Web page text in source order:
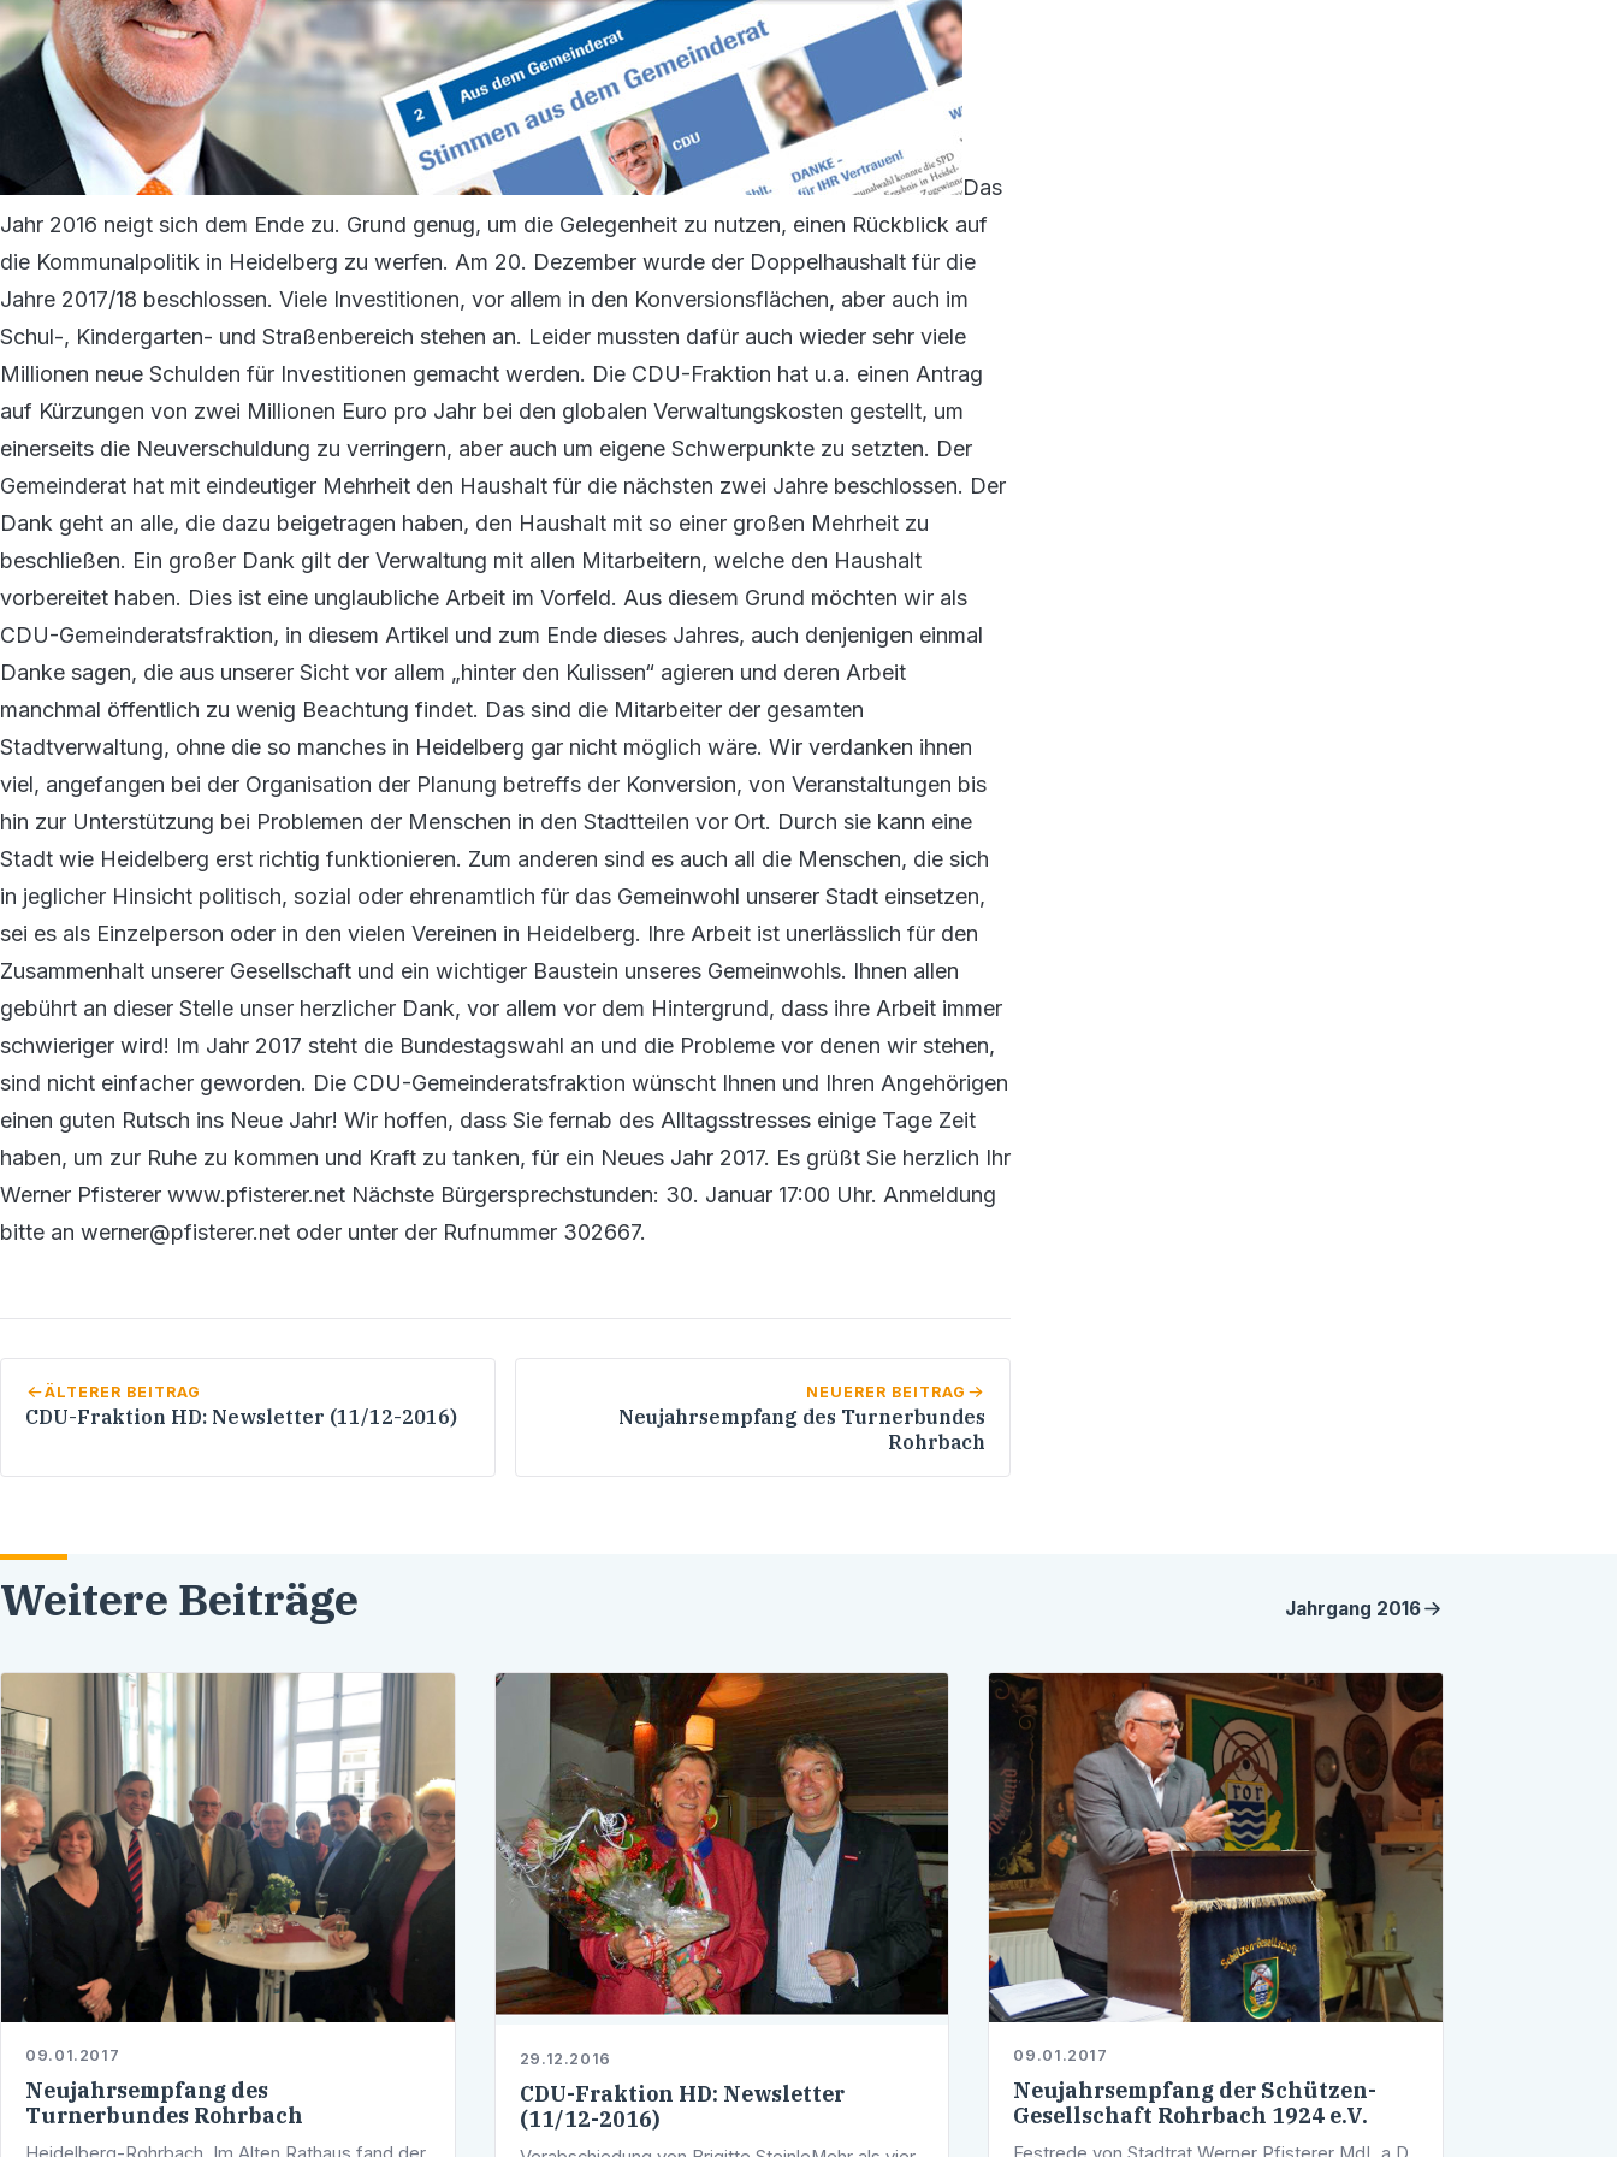
Das
Jahr 2016 neigt sich dem Ende zu. Grund genug, um die Gelegenheit zu nutzen, einen Rückblick auf
die Kommunalpolitik in Heidelberg zu werfen. Am 20. Dezember wurde der Doppelhaushalt für die
Jahre 2017/18 beschlossen. Viele Investitionen, vor allem in den Konversionsflächen, aber auch im
Schul-, Kindergarten- und Straßenbereich stehen an. Leider mussten dafür auch wieder sehr viele
Millionen neue Schulden für Investitionen gemacht werden. Die CDU-Fraktion hat u.a. einen Antrag
auf Kürzungen von zwei Millionen Euro pro Jahr bei den globalen Verwaltungskosten gestellt, um
einerseits die Neuverschuldung zu verringern, aber auch um eigene Schwerpunkte zu setzten. Der
Gemeinderat hat mit eindeutiger Mehrheit den Haushalt für die nächsten zwei Jahre beschlossen. Der
Dank geht an alle, die dazu beigetragen haben, den Haushalt mit so einer großen Mehrheit zu
beschließen. Ein großer Dank gilt der Verwaltung mit allen Mitarbeitern, welche den Haushalt
vorbereitet haben. Dies ist eine unglaubliche Arbeit im Vorfeld. Aus diesem Grund möchten wir als
CDU-Gemeinderatsfraktion, in diesem Artikel und zum Ende dieses Jahres, auch denjenigen einmal
Danke sagen, die aus unserer Sicht vor allem „hinter den Kulissen“ agieren und deren Arbeit
manchmal öffentlich zu wenig Beachtung findet. Das sind die Mitarbeiter der gesamten
Stadtverwaltung, ohne die so manches in Heidelberg gar nicht möglich wäre. Wir verdanken ihnen
viel, angefangen bei der Organisation der Planung betreffs der Konversion, von Veranstaltungen bis
hin zur Unterstützung bei Problemen der Menschen in den Stadtteilen vor Ort. Durch sie kann eine
Stadt wie Heidelberg erst richtig funktionieren. Zum anderen sind es auch all die Menschen, die sich
in jeglicher Hinsicht politisch, sozial oder ehrenamtlich für das Gemeinwohl unserer Stadt einsetzen,
sei es als Einzelperson oder in den vielen Vereinen in Heidelberg. Ihre Arbeit ist unerlässlich für den
Zusammenhalt unserer Gesellschaft und ein wichtiger Baustein unseres Gemeinwohls. Ihnen allen
gebührt an dieser Stelle unser herzlicher Dank, vor allem vor dem Hintergrund, dass ihre Arbeit immer
schwieriger wird! Im Jahr 2017 steht die Bundestagswahl an und die Probleme vor denen wir stehen,
sind nicht einfacher geworden. Die CDU-Gemeinderatsfraktion wünscht Ihnen und Ihren Angehörigen
einen guten Rutsch ins Neue Jahr! Wir hoffen, dass Sie fernab des Alltagsstresses einige Tage Zeit
haben, um zur Ruhe zu kommen und Kraft zu tanken, für ein Neues Jahr 2017. Es grüßt Sie herzlich Ihr
Werner Pfisterer www.pfisterer.net Nächste Bürgersprechstunden: 30. Januar 17:00 Uhr. Anmeldung
bitte an werner@pfisterer.net oder unter der Rufnummer 302667.
ÄLTERER BEITRAG
CDU-Fraktion HD: Newsletter (11/12-2016)
NEUERER BEITRAG
Neujahrsempfang des Turnerbundes
Rohrbach
Weitere Beiträge Jahrgang 2016
09.01.2017
Neujahrsempfang des
Turnerbundes Rohrbach
29.12.2016
CDU-Fraktion HD: Newsletter
(11/12-2016)
09.01.2017
Neujahrsempfang der Schützen-
Gesellschaft Rohrbach 1924 e.V.